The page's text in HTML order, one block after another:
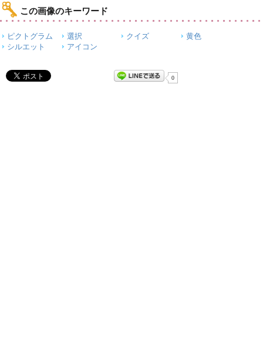
この画像のキーワード
ピクトグラム 選択 クイズ
黄色
シルエット
アイコン
0